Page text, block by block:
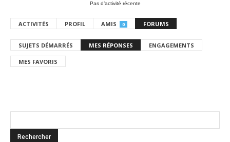
Pas d’activité récente
ACTIVITÉS PROFIL AMIS 0 FORUMS
SUJETS DÉMARRÉS MES RÉPONSES ENGAGEMENTS
MES FAVORIS